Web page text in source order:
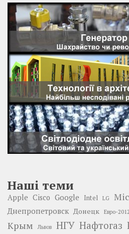
Наші теми
Apple Cisco Google Intel LG
Днепропетровск Донецк Евро-2012
Крым Львов НГУ Нафтогаз